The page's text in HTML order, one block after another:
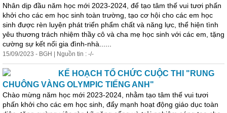
Nhân dịp đầu năm học mới 2023-2024, để tạo tâm thế vui tươi phấn
khởi cho các em học sinh toàn trường, tạo cơ hội cho các em học
sinh được rèn luyện phát triển phẩm chất và năng lực, thể hiện tình
yêu thương trách nhiệm thầy cô và cha mẹ học sinh với các em, tặng
cường sự kết nối gia đình-nhà......
15/09/2023 - BGH | Nguồn tin : -/-
KẾ HOẠCH TỔ CHỨC CUỘC THI "RUNG
CHUÔNG VÀNG OLYMPIC TIẾNG ANH"
Chào mừng năm học mới 2023-2024, nhằm tạo tâm thế vui tươi
phấn khởi cho các em học sinh, đẩy mạnh hoạt động giáo dục toàn